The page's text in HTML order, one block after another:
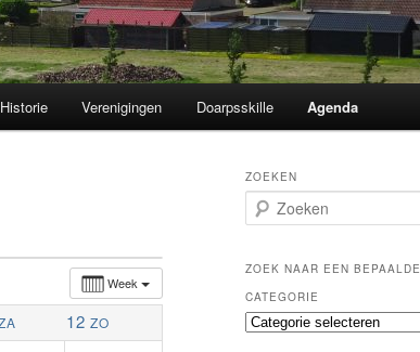
Historie Verenigingen Doarpsskille Agenda
Week
12 ZO
ZOEKEN
o
k
n
ZOEK NAAR EEN BEPAALDE
CATEGORIE
Z